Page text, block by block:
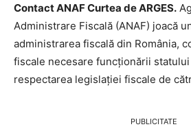
Contact ANAF Curtea de ARGES.
Administrare Fiscală (ANAF) joacă
administrarea fiscală din România,
fiscale necesare funcționării
respectarea legislației fiscale de
PUBLICITATE